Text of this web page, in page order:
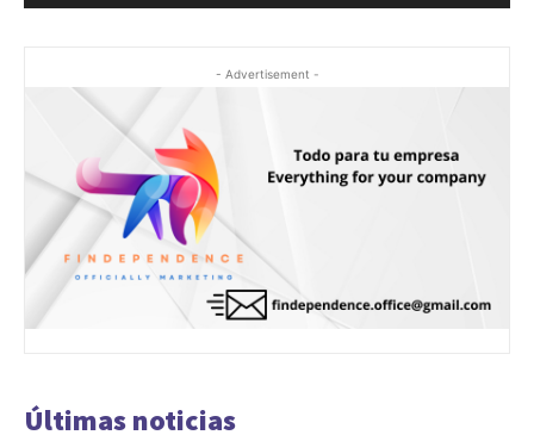
- Advertisement -
Últimas noticias